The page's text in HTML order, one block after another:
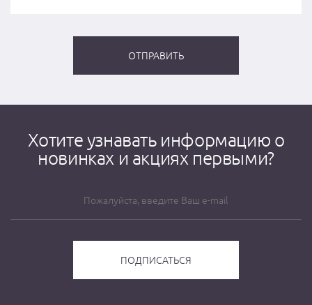
Хотите узнавать информацию о
новинках и акциях первыми?